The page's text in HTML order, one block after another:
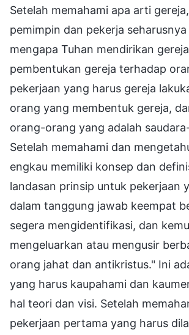
Setelah memahami apa arti
pemimpin dan pekerja
mengapa Tuhan mendirikan
pembentukan gereja terhadap
pekerjaan yang harus gereja
orang yang membentuk gereja,
orang-orang yang adalah
Setelah memahami dan
engkau memiliki konsep dan
landasan prinsip untuk pekerjaan
dalam tanggung jawab keempat
segera mengidentifikasi, dan
mengeluarkan atau mengusir
orang jahat dan antikristus." Ini
yang harus kaupahami dan
hal teori dan visi. Setelah
pekerjaan pertama yang harus